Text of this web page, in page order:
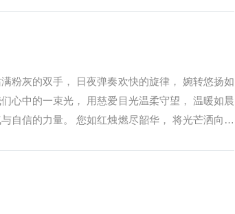
粉灰的双手， 日夜弹奏欢快的旋律， 婉转悠扬如
心中的一束光， 用慈爱目光温柔守望， 温暖如晨
自信的力量。 您如红烛燃尽韶华， 将光芒洒向四